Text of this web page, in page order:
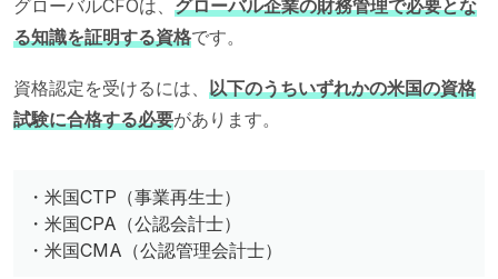
グローバルCFOは、 グローバル企業の財務管理で必要とな
る知識を証明する資格です。
資格認定を受けるには、 以下のうちいずれかの米国の資格
試験に合格する必要があります。
・米国CTP（事業再生士）
・米国CPA（公認会計士）
・米国CMA（公認管理会計士）